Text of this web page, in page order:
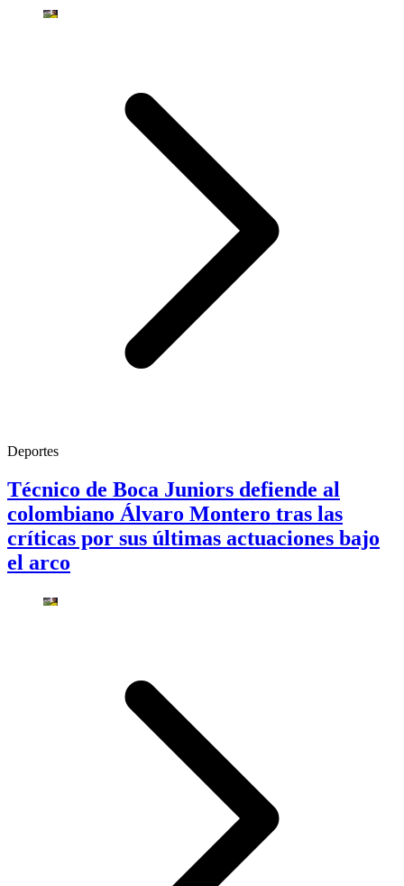
Deportes
Técnico de Boca Juniors defiende al
colombiano Álvaro Montero tras las
críticas por sus últimas actuaciones bajo
el arco